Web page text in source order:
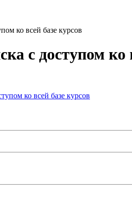
ко всей базе курсов
с доступом ко